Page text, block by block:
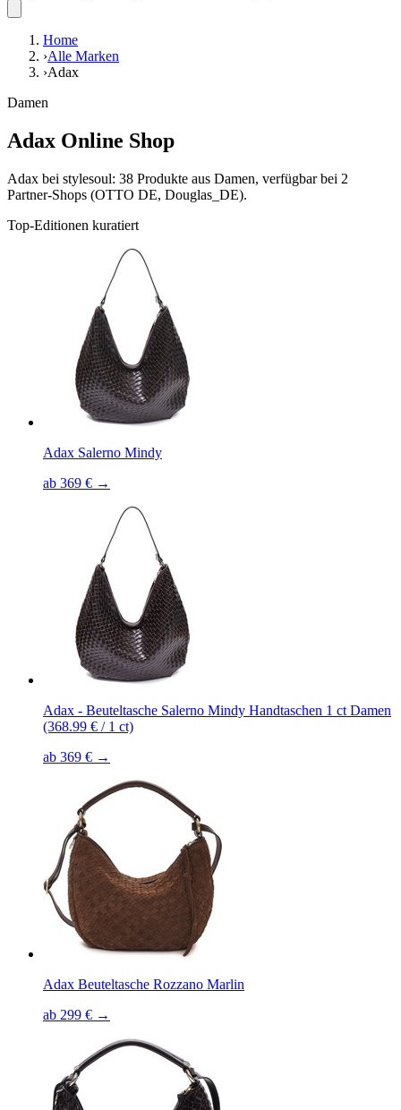
Home
›Alle Marken
›Adax
Damen
Adax Online Shop
Adax bei stylesoul: 38 Produkte aus Damen, verfügbar bei 2
Partner-Shops (OTTO DE, Douglas_DE).
Top-Editionen kuratiert
Adax Salerno Mindy
ab 369 € →
Adax - Beuteltasche Salerno Mindy Handtaschen 1 ct Damen
(368.99 € / 1 ct)
ab 369 € →
Adax Beuteltasche Rozzano Marlin
ab 299 € →